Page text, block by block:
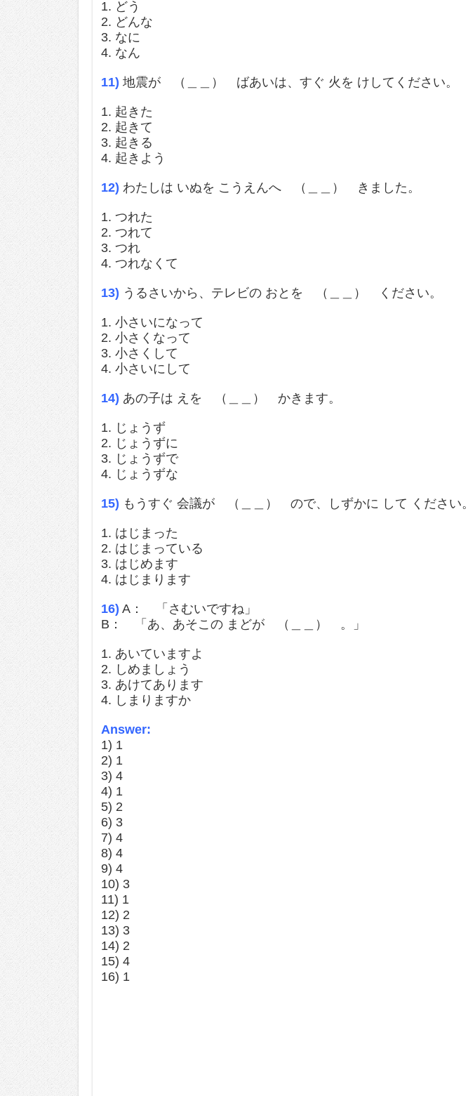
1. どう
2. どんな
3. なに
4. なん
11) 地震が （＿＿） ばあいは、すぐ 火を けしてください。
1. 起きた
2. 起きて
3. 起きる
4. 起きよう
12) わたしは いぬを こうえんへ （＿＿） きました。
1. つれた
2. つれて
3. つれ
4. つれなくて
13) うるさいから、テレビの おとを （＿＿） ください。
1. 小さいになって
2. 小さくなって
3. 小さくして
4. 小さいにして
14) あの子は えを （＿＿） かきます。
1. じょうず
2. じょうずに
3. じょうずで
4. じょうずな
15) もうすぐ 会議が （＿＿） ので、しずかに して ください。
1. はじまった
2. はじまっている
3. はじめます
4. はじまります
16) A： 「さむいですね」
B： 「あ、あそこの まどが （＿＿） 。」
1. あいていますよ
2. しめましょう
3. あけてあります
4. しまりますか
Answer:
1) 1
2) 1
3) 4
4) 1
5) 2
6) 3
7) 4
8) 4
9) 4
10) 3
11) 1
12) 2
13) 3
14) 2
15) 4
16) 1